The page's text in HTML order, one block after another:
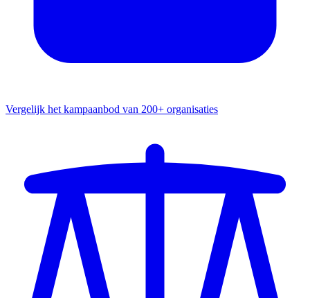
Vergelijk het kampaanbod van 200+ organisaties